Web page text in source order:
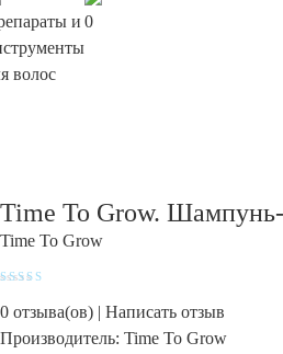
и
волос
0
Time To Grow.
Time To Grow
из 5
0 отзыва(ов) | Написать отзыв
Производитель: Time To Grow